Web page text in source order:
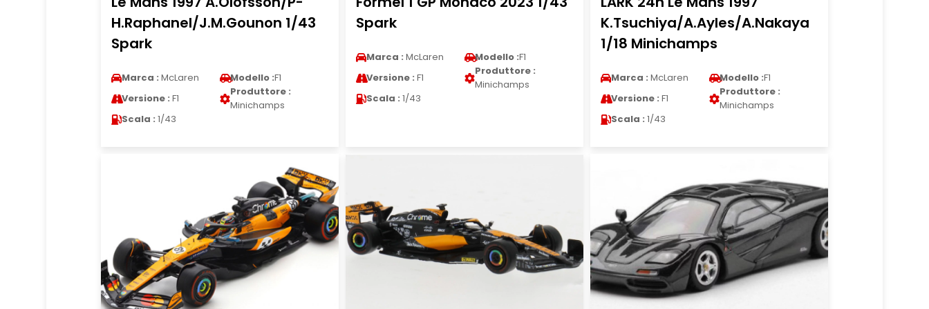
H.Raphanel/J.M.Gounon 1/43
Spark
Marca : McLaren Modello :F1
Versione : F1
Produttore :
Minichamps
Scala : 1/43
Spark
Marca : McLaren Modello :F1
Versione : F1
Produttore :
Minichamps
Scala : 1/43
K.Tsuchiya/A.Ayles/A.Nakaya
1/18 Minichamps
Marca : McLaren Modello :F1
Versione : F1
Produttore :
Minichamps
Scala : 1/43